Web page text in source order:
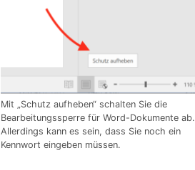
Mit „Schutz aufheben“ schalten Sie die
Bearbeitungssperre für Word-Dokumente ab.
Allerdings kann es sein, dass Sie noch ein
Kennwort eingeben müssen.